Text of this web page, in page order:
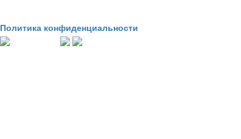
Политика конфиденциальности